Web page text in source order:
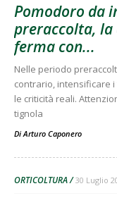
Pomodoro da
preraccolta, la
ferma con...
Nelle periodo
contrario, intensificare
le criticità reali.
tignola
Di Arturo Caponero
ORTICOLTURA 30 Luglio